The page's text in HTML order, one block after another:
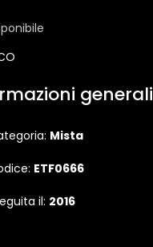
generali
Mista
ETF0666
il: 2016